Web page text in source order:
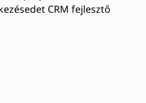
CRM fejlesztő